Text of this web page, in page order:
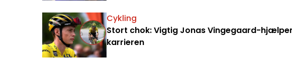
Cykling
Stort chok: Vigtig Jonas Vingegaard-
karrieren